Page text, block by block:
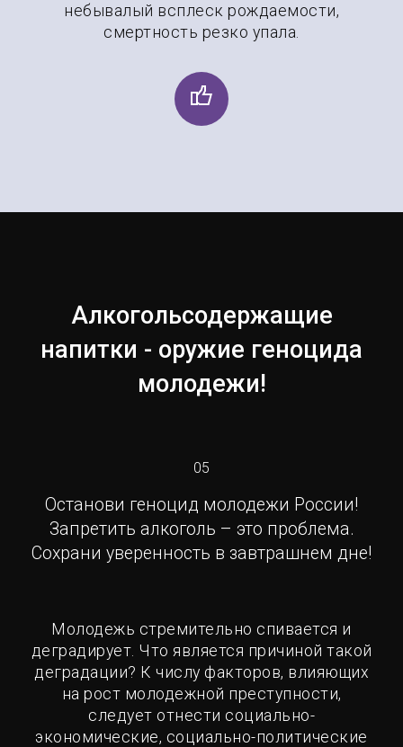
небывалый всплеск рождаемости,
смертность резко упала.
Алкогольсодержащие
напитки - оружие геноцида
молодежи!
05
Останови геноцид молодежи России!
Запретить алкоголь – это проблема.
Сохрани уверенность в завтрашнем дне!
Молодежь стремительно спивается и
деградирует. Что является причиной такой
деградации? К числу факторов, влияющих
на рост молодежной преступности,
следует отнести социально-
экономические, социально-политические